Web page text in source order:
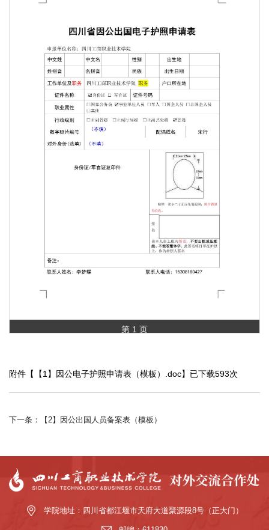
第 1 页
附件【 【1】因公电子护照申请表（模板）.doc】已下载593次
下一条：【2】因公出国人员备案表（模板）
学院地址：四川省都江堰市天府大道聚源段8号（正大门）